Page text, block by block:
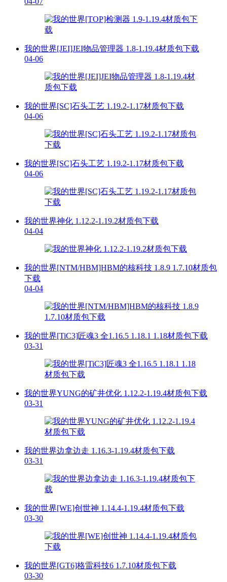
我的世界[JEI]JEI物品管理器 1.8-1.19.4材质包下载
04-06
我的世界[SC]石头工艺 1.19.2-1.17材质包下载
04-06
我的世界[SC]石头工艺 1.19.2-1.17材质包下载
04-06
我的世界神化 1.12.2-1.19.2材质包下载
04-04
我的世界[NTM/HBM]HBM的核科技 1.8.9 1.7.10材质包
下载
04-04
我的世界[TiC3]匠魂3 全1.16.5 1.18.1 1.18材质包下载
03-31
我的世界YUNG的矿井优化 1.12.2-1.19.4材质包下载
03-31
我的世界边拿边走 1.16.3-1.19.4材质包下载
03-31
我的世界[WE]创世神 1.14.4-1.19.4材质包下载
03-30
我的世界[GT6]格雷科技6 1.7.10材质包下载
03-30